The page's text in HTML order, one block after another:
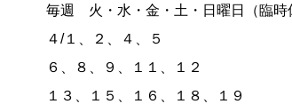
毎週 火・水・金・土・日曜日（臨時
４/１、２、４、５
６、８、９、１１、１２
１３、１５、１６、１８、１９